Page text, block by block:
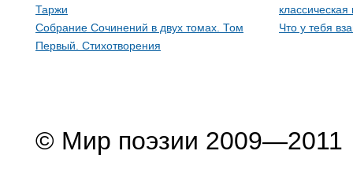
Таржи
Собрание Сочинений в двух томах. Том
Первый. Стихотворения
классическая
Что у тебя
© Мир поэзии 2009—2011